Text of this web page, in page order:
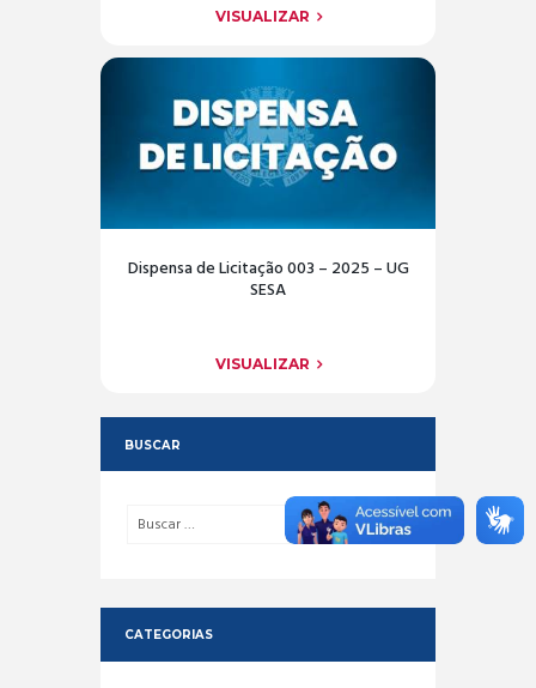
VISUALIZAR
Dispensa de Licitação 003 – 2025 – UG
SESA
VISUALIZAR
BUSCAR
CATEGORIAS